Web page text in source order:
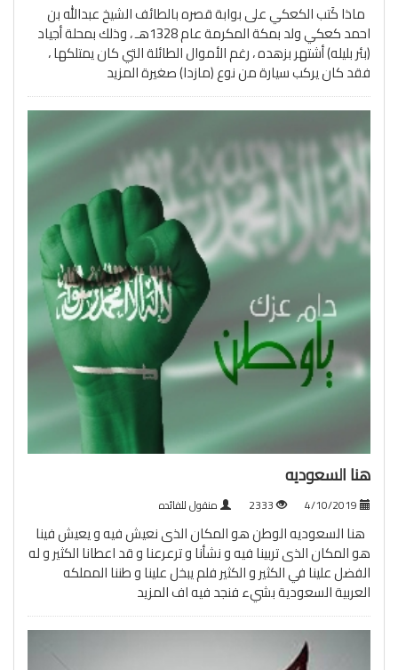
ماذا كَتب الكعكي على بوابة قصره بالطائف الشيخ عبدالله بن
احمد كعكي ولد بمكة المكرمة عام 1328هـ ، وذلك بمحلة أجياد
(بئر بليله) أشتهر بزهده ، رغم الأموال الطائلة التي كان يمتلكها ،
فقد كان يركب سيارة من نوع (مازدا) صغيرةالمزيد
هنا السعوديه
2333 منقول للفائده
هنا السعوديه الوطن هو المكان الذى نعيش فيه و يعيش فينا
هو المكان الذى تربينا فيه و نشأنا و ترعرعنا و قد اعطانا الكثير و له
الفضل علينا في الكثير و الكثير فلم يبخل علينا و طننا المملكه
العربية السعودية بشيء فنجد فيه افالمزيد